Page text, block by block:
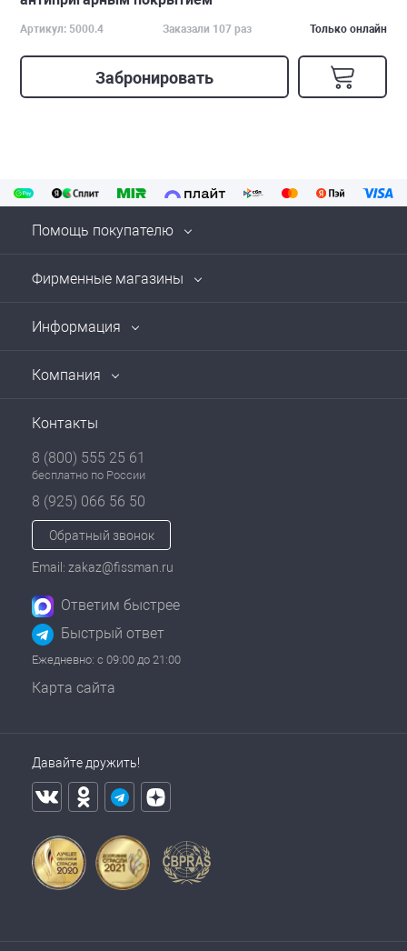
Артикул: 5000.4 Заказали 107 раз Только онлайн
Забронировать
Помощь покупателю
Фирменные магазины
Информация
Компания
Контакты
8 (800) 555 25 61
бесплатно по России
8 (925) 066 56 50
Обратный звонок
Email: zakaz@fissman.ru
Ответим быстрее
Быстрый ответ
Ежедневно: с 09:00 до 21:00
Карта сайта
Давайте дружить!